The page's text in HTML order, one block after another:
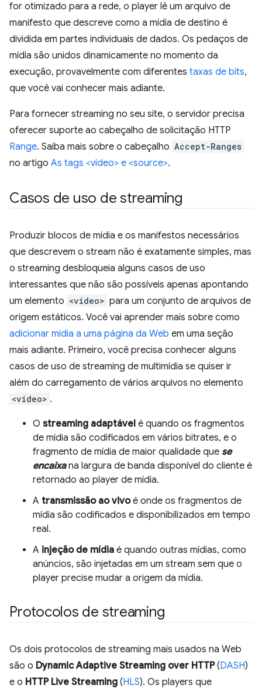
for otimizado para a rede, o player lê um arquivo de
manifesto que descreve como a mídia de destino é
dividida em partes individuais de dados. Os pedaços de
mídia são unidos dinamicamente no momento da
execução, provavelmente com diferentes taxas de bits,
que você vai conhecer mais adiante.
Para fornecer streaming no seu site, o servidor precisa
oferecer suporte ao cabeçalho de solicitação HTTP
Range. Saiba mais sobre o cabeçalho Accept-Ranges
no artigo As tags <video> e <source>.
Casos de uso de streaming
Produzir blocos de mídia e os manifestos necessários
que descrevem o stream não é exatamente simples, mas
o streaming desbloqueia alguns casos de uso
interessantes que não são possíveis apenas apontando
um elemento <video> para um conjunto de arquivos de
origem estáticos. Você vai aprender mais sobre como
adicionar mídia a uma página da Web em uma seção
mais adiante. Primeiro, você precisa conhecer alguns
casos de uso de streaming de multimídia se quiser ir
além do carregamento de vários arquivos no elemento
<video> .
O streaming adaptável é quando os fragmentos
de mídia são codificados em vários bitrates, e o
fragmento de mídia de maior qualidade que se
encaixana largura de banda disponível do cliente é
retornado ao player de mídia.
A transmissão ao vivoé onde os fragmentos de
mídia são codificados e disponibilizados em tempo
real.
A injeção de mídia é quando outras mídias, como
anúncios, são injetadas em um stream sem que o
player precise mudar a origem da mídia.
Protocolos de streaming
Os dois protocolos de streaming mais usados na Web
são o Dynamic Adaptive Streaming over HTTP(DASH)
e o HTTP Live Streaming (HLS). Os players que